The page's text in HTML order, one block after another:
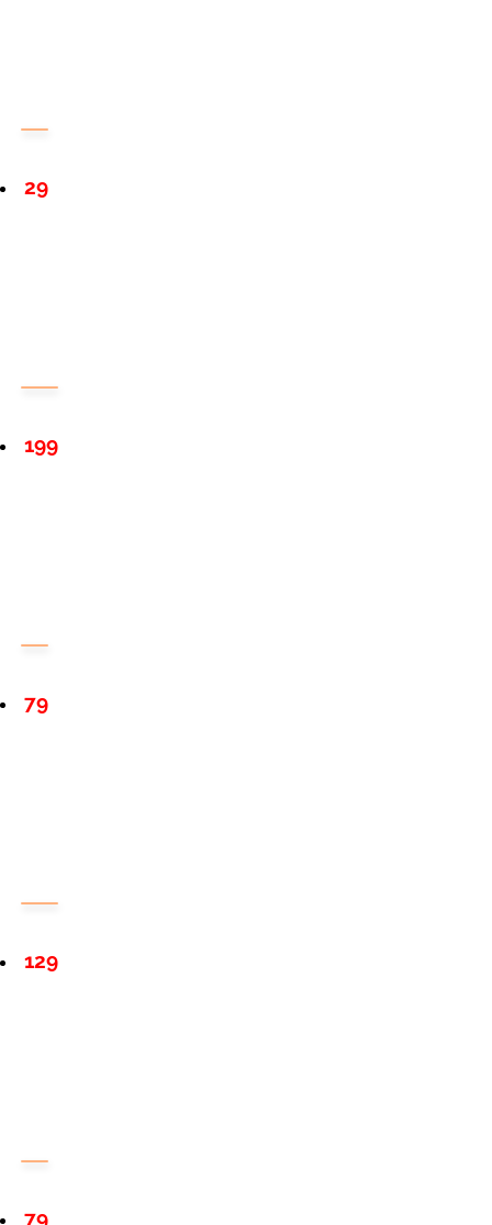
29
199
79
129
79